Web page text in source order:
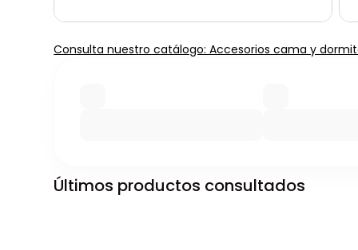
Consulta nuestro catálogo: Accesorios cama y
Últimos productos consultados